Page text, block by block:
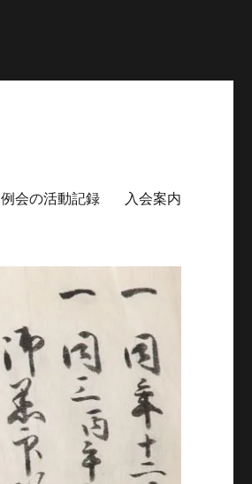
例会の活動記録 入会案内